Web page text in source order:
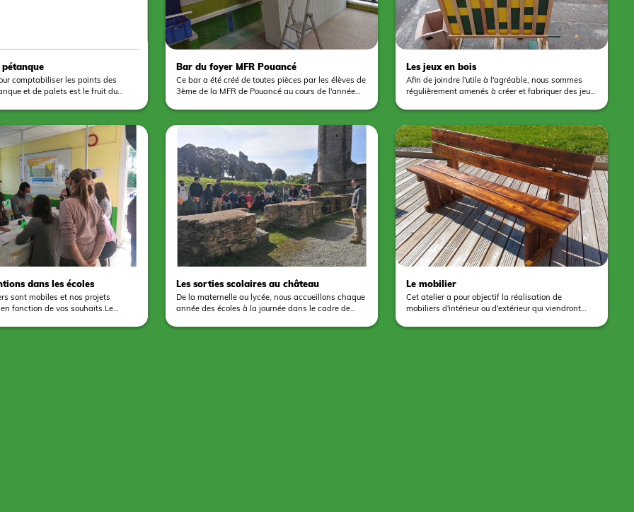
comptabiliser les points des
et de palets est le fruit du
travail, les jeunes ont eu recours à la
aussi à la gravure sur bois colorée
peinture à la bombe sur du
Un beau travail d'équipe.
Bar du foyer MFR Pouancé
Ce bar a été créé de toutes pièces par les élèves de
3ème de la MFR de Pouancé au cours de l'année
destinés à être habillés avec des selles viennent
compléter ce travail. En parallèle, les élèves de
4ème ont fabriqués deux panneaux destinés à
afficher les tarifs et le règlement intérieur de ce
foyer d'internat.
Les jeux en bois
Afin de joindre l'utile à l'agréable, nous sommes
régulièrement amenés à créer et fabriquer des jeux
type de projet permet de s'équiper d'outils
pédagogiques.
dans les écoles
sont mobiles et nos projets
fonction de vos souhaits.Le
interventions dans les écoles
Les sorties scolaires au château
De la maternelle au lycée, nous accueillons chaque
année des écoles à la journée dans le cadre de
Tourisme et Anjou Sport Nature, nous proposons
Le mobilier
Cet atelier a pour objectif la réalisation de
mobiliers d'intérieur ou d'extérieur qui viendront
votre établissement. A travers cet atelier les jeunes